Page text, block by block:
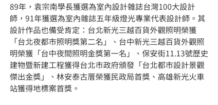
89年，袁宗南學長獲選為室內設計雜誌台灣100大設計
師，91年獲選為室內雜誌五年級燈光專業代表設計師。其
設計作品也備受肯定：台北新光三越百貨外觀照明榮獲
「台北夜都市照明獎第二名」、台中新光三越百貨外觀照
明榮獲「台中夜間照明金獎第一名」、保安街11.13號歷史
建物暨新建工程獲得台北市政府頒發「台北都市設計景觀
傑出金獎」、林安泰古厝榮獲民政局首獎、高雄新光火車
站獲得地標案首獎。